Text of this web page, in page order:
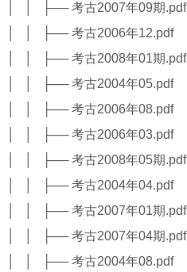
│ │ ├── 考古2007年09期.pdf
│ │ ├── 考古2006年12.pdf
│ │ ├── 考古2008年01期.pdf
│ │ ├── 考古2004年05.pdf
│ │ ├── 考古2006年08.pdf
│ │ ├── 考古2006年03.pdf
│ │ ├── 考古2008年05期.pdf
│ │ ├── 考古2004年04.pdf
│ │ ├── 考古2007年01期.pdf
│ │ ├── 考古2007年04期.pdf
│ │ ├── 考古2004年08.pdf